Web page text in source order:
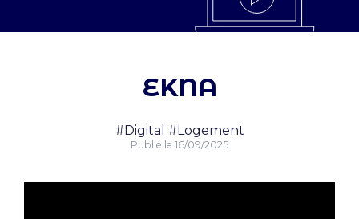
EKNA
#Digital #Logement
Publié le 16/09/2025